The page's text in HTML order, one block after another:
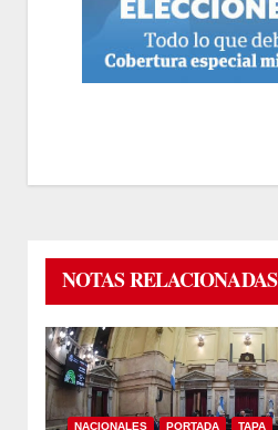
NOTAS RELACIONADAS
NACIONALES PORTADA TAPA